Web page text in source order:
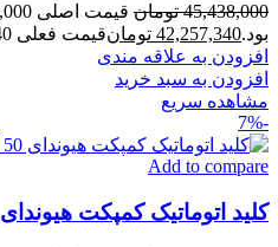
45,438,000 تومان
بود.42,257,340 تومانقیمت فعلی 42,257,340 تومان است.
افزودن به علاقه مندی
افزودن به سبد خرید
مشاهده سریع
-7%
Add to compare
کلید اتوماتیک کمپکت هیوندای 160 آمپر غیر قابل تنظیم